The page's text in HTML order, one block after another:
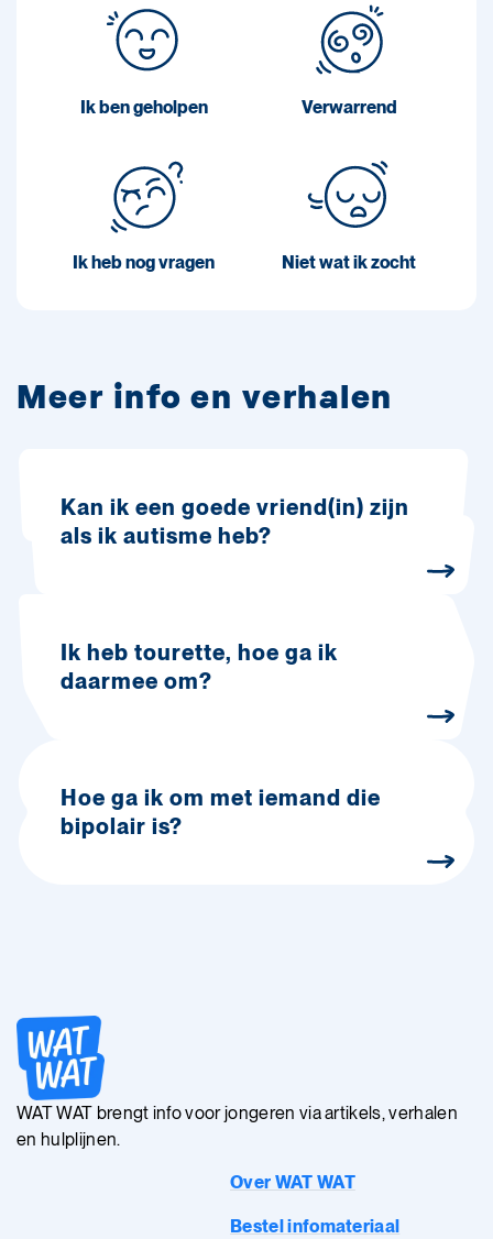
Ik ben geholpen Verwarrend
Ik heb nog vragen Niet wat ik zocht
Meer info en verhalen
Kan ik een goede vriend(in) zijn
als ik autisme heb?
Ik heb tourette, hoe ga ik
daarmee om?
Hoe ga ik om met iemand die
bipolair is?
WAT WAT brengt info voor jongeren via artikels, verhalen
en hulplijnen.
Over WAT WAT
Bestel infomateriaal